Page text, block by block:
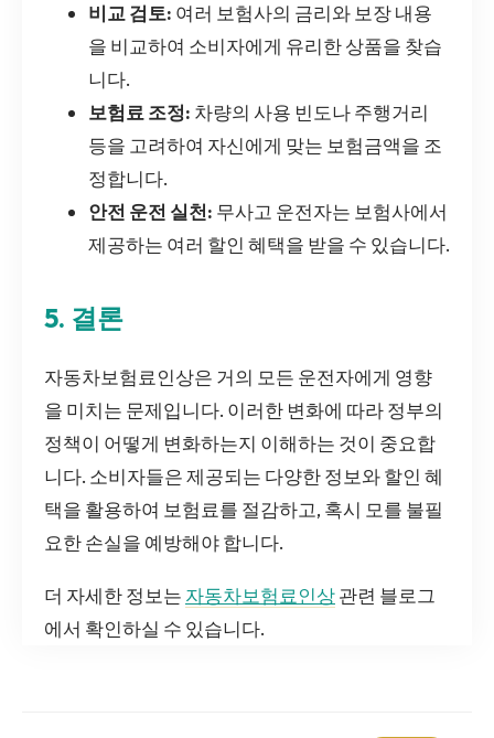
비교 검토: 여러 보험사의 금리와 보장 내용
을 비교하여 소비자에게 유리한 상품을 찾습
니다.
보험료 조정: 차량의 사용 빈도나 주행거리
등을 고려하여 자신에게 맞는 보험금액을 조
정합니다.
안전 운전 실천: 무사고 운전자는 보험사에서
제공하는 여러 할인 혜택을 받을 수 있습니다.
5. 결론
자동차보험료인상은 거의 모든 운전자에게 영향
을 미치는 문제입니다. 이러한 변화에 따라 정부의
정책이 어떻게 변화하는지 이해하는 것이 중요합
니다. 소비자들은 제공되는 다양한 정보와 할인 혜
택을 활용하여 보험료를 절감하고, 혹시 모를 불필
요한 손실을 예방해야 합니다.
더 자세한 정보는 자동차보험료인상관련 블로그
에서 확인하실 수 있습니다.